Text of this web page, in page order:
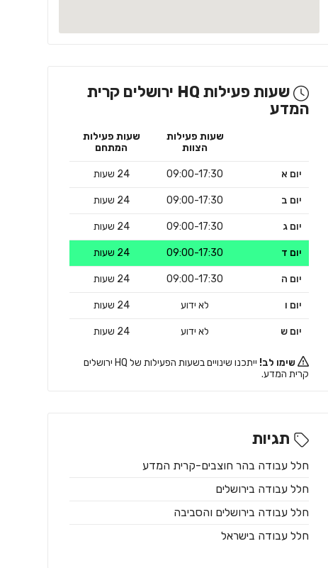
שעות פעילות HQ ירושלים קרית
המדע
שעות פעילות
הצוות
שעות פעילות
המתחם
יום א 09:00-17:30 24 שעות
יום ב 09:00-17:30 24 שעות
יום ג 09:00-17:30 24 שעות
יום ד 09:00-17:30 24 שעות
יום ה 09:00-17:30 24 שעות
יום ו לא ידוע 24 שעות
יום ש לא ידוע 24 שעות
שימו לב!
ייתכנו שינויים בשעות הפעילות של HQ ירושלים
קרית המדע.
תגיות
חלל עבודה בהר חוצבים-קרית המדע
חלל עבודה בירושלים
חלל עבודה בירושלים והסביבה
חלל עבודה בישראל